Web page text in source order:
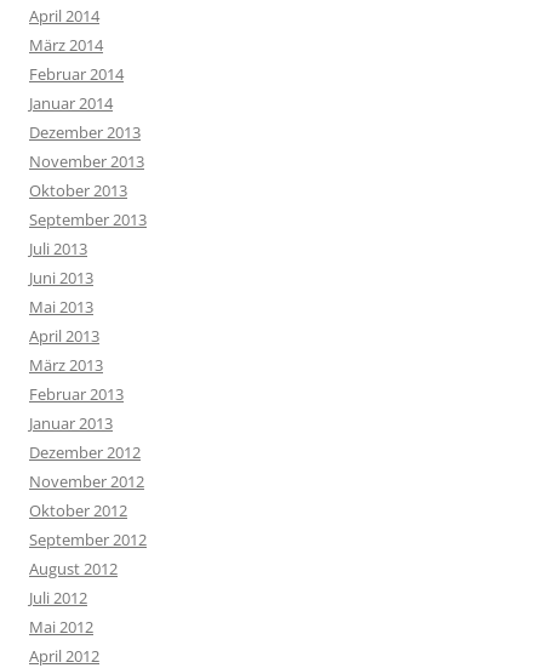
April 2014
März 2014
Februar 2014
Januar 2014
Dezember 2013
November 2013
Oktober 2013
September 2013
Juli 2013
Juni 2013
Mai 2013
April 2013
März 2013
Februar 2013
Januar 2013
Dezember 2012
November 2012
Oktober 2012
September 2012
August 2012
Juli 2012
Mai 2012
April 2012